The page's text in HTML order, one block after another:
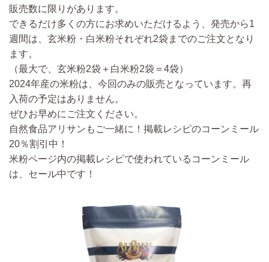
販売数に限りがあります。
できるだけ多くの方にお求めいただけるよう、 発売から1
週間は、玄米粉・白米粉それぞれ2袋までのご注文となり
ます。
（最大で、玄米粉2袋＋白米粉2袋＝4袋）
2024年産の米粉は、今回のみの販売となっています。再
入荷の予定はありません。
ぜひお早めにご注文ください。
自然食品アリサンもご一緒に！掲載レシピのコーンミール
20％割引中！
米粉ページ内の掲載レシピで使われているコーンミール
は、セール中です！